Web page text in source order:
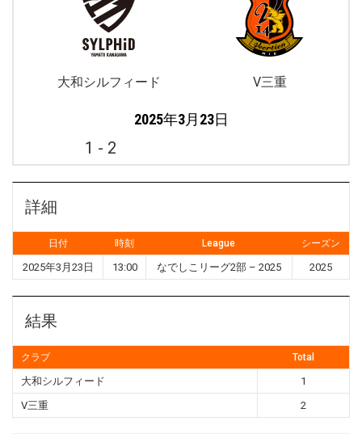
大和シルフィード V三重
2025年3月23日
1 - 2
詳細
日付 時刻 League シーズン
2025年3月23日 13:00 なでしこリーグ2部 – 2025 2025
結果
クラブ Total
大和シルフィード
1
V三重
2